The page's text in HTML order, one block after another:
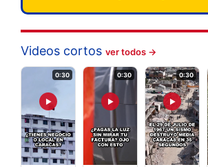
Videos cortos ver todos →
▶
0:30
▶
0:30
▶
0:30